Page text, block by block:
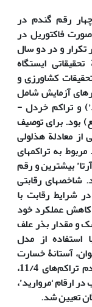
رقم گندم در
فاکتوریل در
تکرار و در دو سال
در مزرعة تحقیقاتی ایستگاه
کشاورزی و
آزمایش شامل
ارقام گندم (‘آرتا’، ‘تجن’، ‘مغان’ و ‘مروارید’) و تراکم خردل ­
در متر مربع) بود. برای توصیف
معادلة هذلولی
به تراکم­های
بیشترین و رقم
شاخص‏های رقابتی
شرایط رقابت با
کاهش عملکرد خود
و مقدار بذر علف‏
استفاده از مدل
آستانۀ خسارت
اقتصادی در دو سال زراعی برای ارقام گندم تراکم‌های 11/4،
در ارقام ‘مروارید’،
تعیین شد.